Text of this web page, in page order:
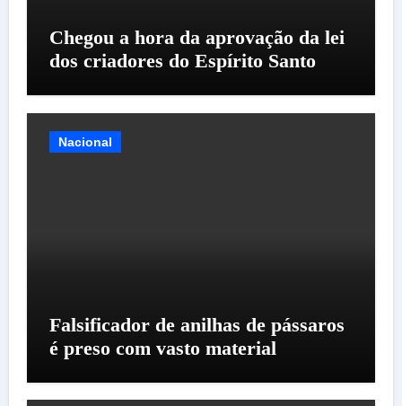
Chegou a hora da aprovação da lei
dos criadores do Espírito Santo
Nacional
Falsificador de anilhas de pássaros
é preso com vasto material